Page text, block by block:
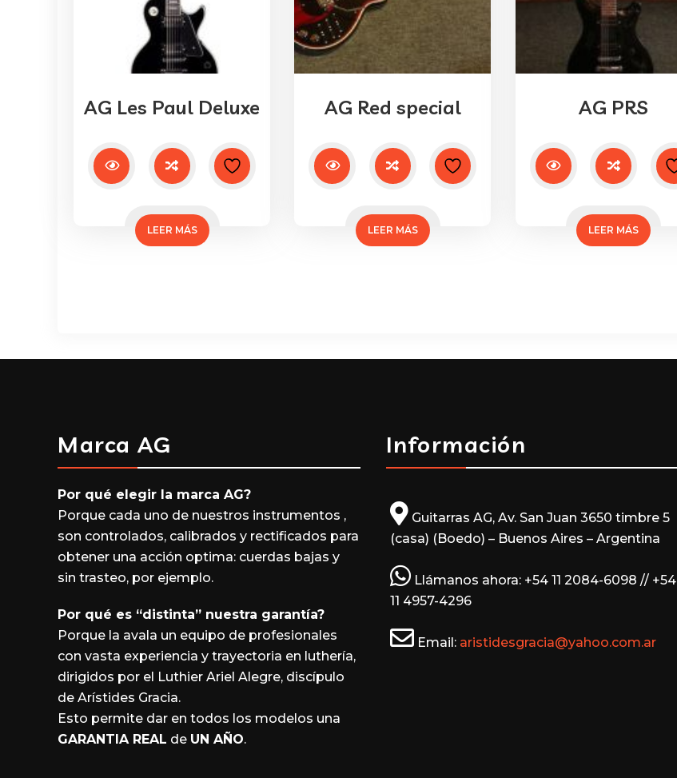
AG Les Paul Deluxe
LEER MÁS
AG Red special
LEER MÁS
AG PRS
LEER MÁS
Marca AG
Por qué elegir la marca AG?
Porque cada uno de nuestros instrumentos ,
son controlados, calibrados y rectificados para
obtener una acción optima: cuerdas bajas y
sin trasteo, por ejemplo.
Por qué es “distinta” nuestra garantía?
Porque la avala un equipo de profesionales
con vasta experiencia y trayectoria en luthería,
dirigidos por el Luthier Ariel Alegre, discípulo
de Arístides Gracia.
Esto permite dar en todos los modelos una
GARANTIA REAL de UN AÑO.
Información
Guitarras AG, Av. San Juan 3650 timbre 5
(casa) (Boedo) – Buenos Aires – Argentina
Llámanos ahora: +54 11 2084-6098 // +54
11 4957-4296
Email: aristidesgracia@yahoo.com.ar